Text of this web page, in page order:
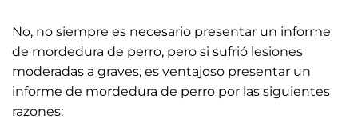
No, no siempre es necesario presentar un informe
de mordedura de perro, pero si sufrió lesiones
moderadas a graves, es ventajoso presentar un
informe de mordedura de perro por las siguientes
razones: